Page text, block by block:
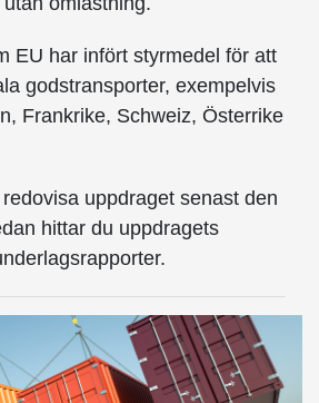
EU har infört styrmedel för att
godstransporter, exempelvis
Frankrike, Schweiz, Österrike
uppdraget senast den
hittar du uppdragets